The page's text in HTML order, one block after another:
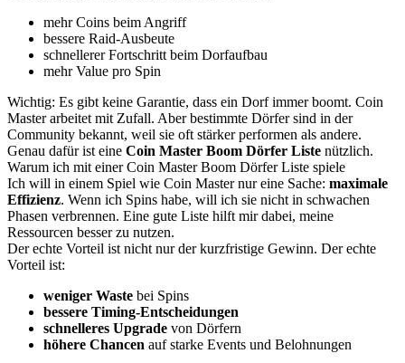
mehr Coins beim Angriff
bessere Raid-Ausbeute
schnellerer Fortschritt beim Dorfaufbau
mehr Value pro Spin
Wichtig: Es gibt keine Garantie, dass ein Dorf immer boomt. Coin
Master arbeitet mit Zufall. Aber bestimmte Dörfer sind in der
Community bekannt, weil sie oft stärker performen als andere.
Genau dafür ist eine Coin Master Boom Dörfer Liste nützlich.
Warum ich mit einer Coin Master Boom Dörfer Liste spiele
Ich will in einem Spiel wie Coin Master nur eine Sache: maximale
Effizienz. Wenn ich Spins habe, will ich sie nicht in schwachen
Phasen verbrennen. Eine gute Liste hilft mir dabei, meine
Ressourcen besser zu nutzen.
Der echte Vorteil ist nicht nur der kurzfristige Gewinn. Der echte
Vorteil ist:
weniger Waste bei Spins
bessere Timing-Entscheidungen
schnelleres Upgrade von Dörfern
höhere Chancen auf starke Events und Belohnungen